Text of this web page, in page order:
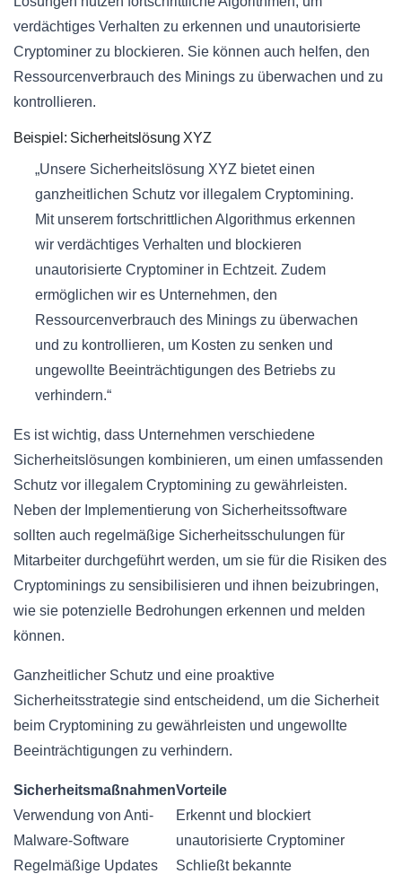
verdächtiges Verhalten zu erkennen und unautorisierte
Cryptominer zu blockieren. Sie können auch helfen, den
Ressourcenverbrauch des Minings zu überwachen und zu
kontrollieren.
Beispiel: Sicherheitslösung XYZ
„Unsere Sicherheitslösung XYZ bietet einen
ganzheitlichen Schutz vor illegalem Cryptomining.
Mit unserem fortschrittlichen Algorithmus erkennen
wir verdächtiges Verhalten und blockieren
unautorisierte Cryptominer in Echtzeit. Zudem
ermöglichen wir es Unternehmen, den
Ressourcenverbrauch des Minings zu überwachen
und zu kontrollieren, um Kosten zu senken und
ungewollte Beeinträchtigungen des Betriebs zu
verhindern.“
Es ist wichtig, dass Unternehmen verschiedene
Sicherheitslösungen kombinieren, um einen umfassenden
Schutz vor illegalem Cryptomining zu gewährleisten.
Neben der Implementierung von Sicherheitssoftware
sollten auch regelmäßige Sicherheitsschulungen für
Mitarbeiter durchgeführt werden, um sie für die Risiken des
Cryptominings zu sensibilisieren und ihnen beizubringen,
wie sie potenzielle Bedrohungen erkennen und melden
können.
Ganzheitlicher Schutz und eine proaktive
Sicherheitsstrategie sind entscheidend, um die Sicherheit
beim Cryptomining zu gewährleisten und ungewollte
Beeinträchtigungen zu verhindern.
SicherheitsmaßnahmenVorteile
Verwendung von Anti-
Malware-Software
Erkennt und blockiert
unautorisierte Cryptominer
Regelmäßige Updates
Schließt bekannte